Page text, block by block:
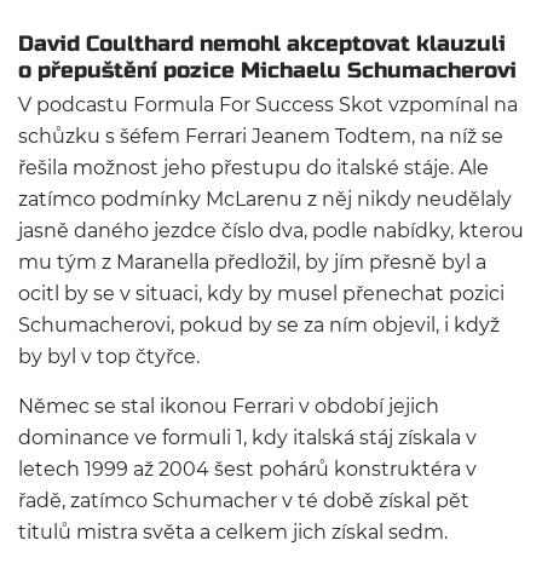
David Coulthard nemohl akceptovat klauzuli
o přepuštění pozice Michaelu Schumacherovi
V podcastu Formula For Success Skot vzpomínal na
schůzku s šéfem Ferrari Jeanem Todtem, na níž se
řešila možnost jeho přestupu do italské stáje. Ale
zatímco podmínky McLarenu z něj nikdy neudělaly
jasně daného jezdce číslo dva, podle nabídky, kterou
mu tým z Maranella předložil, by jím přesně byl a
ocitl by se v situaci, kdy by musel přenechat pozici
Schumacherovi, pokud by se za ním objevil, i když
by byl v top čtyřce.
Němec se stal ikonou Ferrari v období jejich
dominance ve formuli 1, kdy italská stáj získala v
letech 1999 až 2004 šest pohárů konstruktéra v
řadě, zatímco Schumacher v té době získal pět
titulů mistra světa a celkem jich získal sedm.